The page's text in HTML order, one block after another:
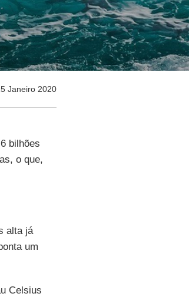
Janeiro 2020
bilhões
o que,
alta já
um
Celsius